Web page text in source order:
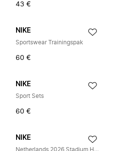
43 €
NIKE
Sportswear Trainingspak
60 €
NIKE
Sport Sets
60 €
NIKE
Netherlands 2026 Stadium Home Replica 3-Piece Soccer Kit